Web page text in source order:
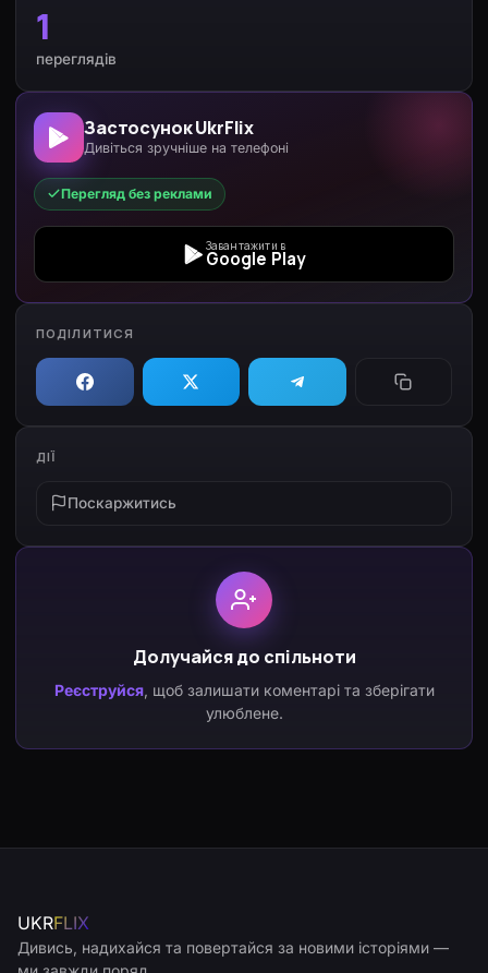
1
переглядів
Застосунок UkrFlix
Дивіться зручніше на телефоні
Перегляд без реклами
Завантажити в
Google Play
ПОДІЛИТИСЯ
ДІЇ
Поскаржитись
Долучайся до спільноти
Реєструйся, щоб залишати коментарі та зберігати
улюблене.
UKRFLIX
Дивись, надихайся та повертайся за новими історіями —